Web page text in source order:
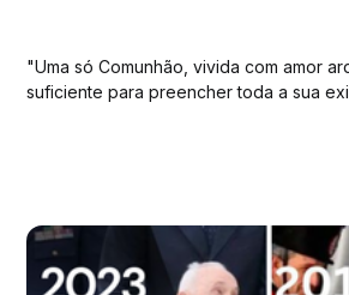
"Uma só Comunhão, vivida com amor
suficiente para preencher toda a sua